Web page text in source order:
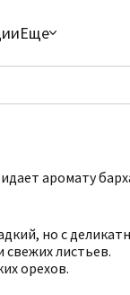
Еще
аромату
но с
свежих листьев.
орехов.